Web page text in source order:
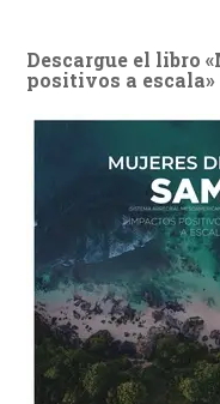
Descargue el libro
positivos a escala»